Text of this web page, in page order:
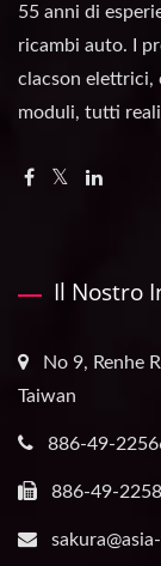
55 anni di
ricambi auto. I
clacson elettrici,
moduli, tutti
Il Nostro
No 9, Renhe
Taiwan
886-49-
886-49-